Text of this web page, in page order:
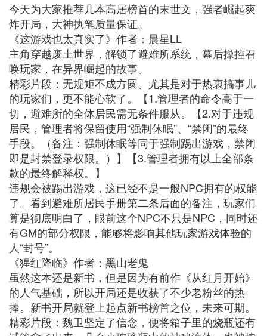
今天为大家推荐几本高居榜首的末世文，强者崛起爽
炸开局，大神执笔质量保证。
《这游戏也太真实了》作者：晨星LL
主角穿越废土世界，解锁了避难所系统，幕后操控召
唤玩家，在异界崛起的故事。
精彩片段：无规矩不成方圆。尤其是对于热衷搞事儿
的玩家们，更不能心软了。【1.管理者的命令高于一
切，避难所的全体居民需无条件服从。【2.对于违规
居民，管理者将保留使用“强制休眠”、“禁闭”的最终
手段。（备注：强制休眠等同于强制踢出游戏，禁闭
即是封禁登录权限。）】【3.管理者拥有以上全部条
款的最终解释权。】
违规会被踢出游戏，这已经不是一般NPC拥有的权能
了。看到避难所居民手册第二条后面的备注，玩家们
算是彻底明白了，眼前这个NPC不只是NPC，同时还
有GM的部分权限，能够将影响其他玩家游戏体验的
人“封号”。
《猩红降临》作者：黑山老鬼
虽然这本还是新书，但是因为有前作《从红月开始》
的人气基础，所以开局还是收获了不少老粉丝的热
捧。新书开局就登上起点新书榜首之位，未来可期。
精彩片段：魏卫坚定了信念，便将箱子里的烧瓶还有